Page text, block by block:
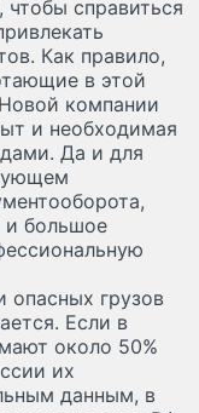
чтобы справиться
Как правило,
в этой
компании
и необходимая
Да и для
и большое
опасных грузов
Если в
около 50%
их
данным, в